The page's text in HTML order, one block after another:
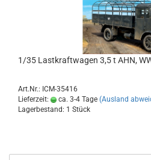
1/35 Lastkraftwagen 3,5 t AHN,
Art.Nr.: ICM-35416
Lieferzeit:
ca. 3-4 Tage (Ausland
Lagerbestand: 1 Stück